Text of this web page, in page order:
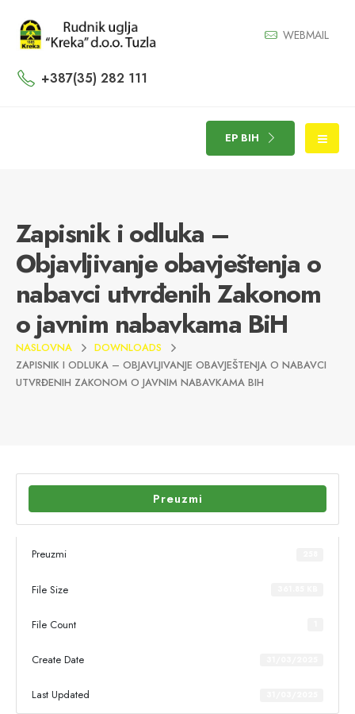
WEBMAIL
+387(35) 282 111
EP BIH
Zapisnik i odluka –
Objavljivanje obavještenja o
nabavci utvrđenih Zakonom
o javnim nabavkama BiH
NASLOVNA
DOWNLOADS
ZAPISNIK I ODLUKA – OBJAVLJIVANJE OBAVJEŠTENJA O NABAVCI
UTVRĐENIH ZAKONOM O JAVNIM NABAVKAMA BIH
Preuzmi
Preuzmi
File Size
File Count
Create Date
Last Updated